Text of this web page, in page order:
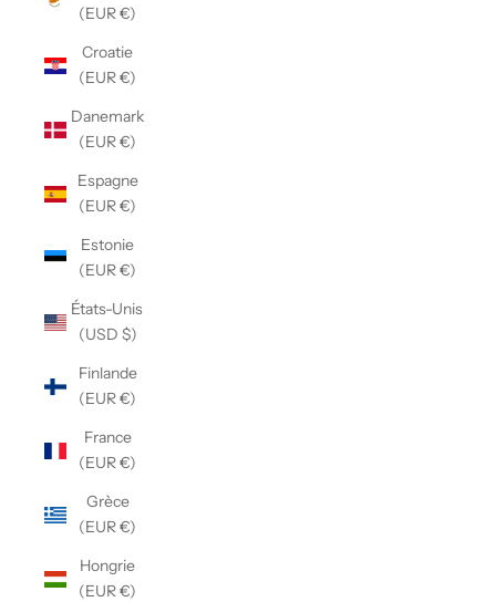
(EUR €)
Croatie
(EUR €)
Danemark
(EUR €)
Espagne
(EUR €)
Estonie
(EUR €)
États-Unis
(USD $)
Finlande
(EUR €)
France
(EUR €)
Grèce
(EUR €)
Hongrie
(EUR €)